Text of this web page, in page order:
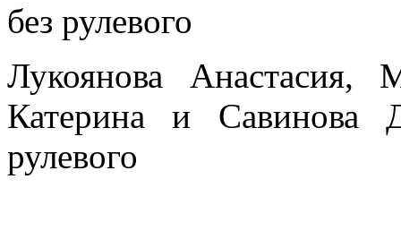
без рулевого
Лукоянова
Катерина и Савинова
рулевого